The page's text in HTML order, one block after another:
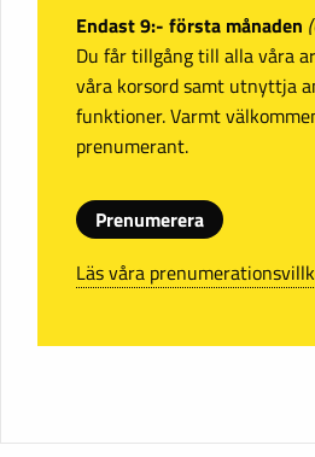
Endast 9:- första månaden
Du får tillgång till alla våra
våra korsord samt utnyttja
funktioner. Varmt
prenumerant.
Prenumerera
Läs våra